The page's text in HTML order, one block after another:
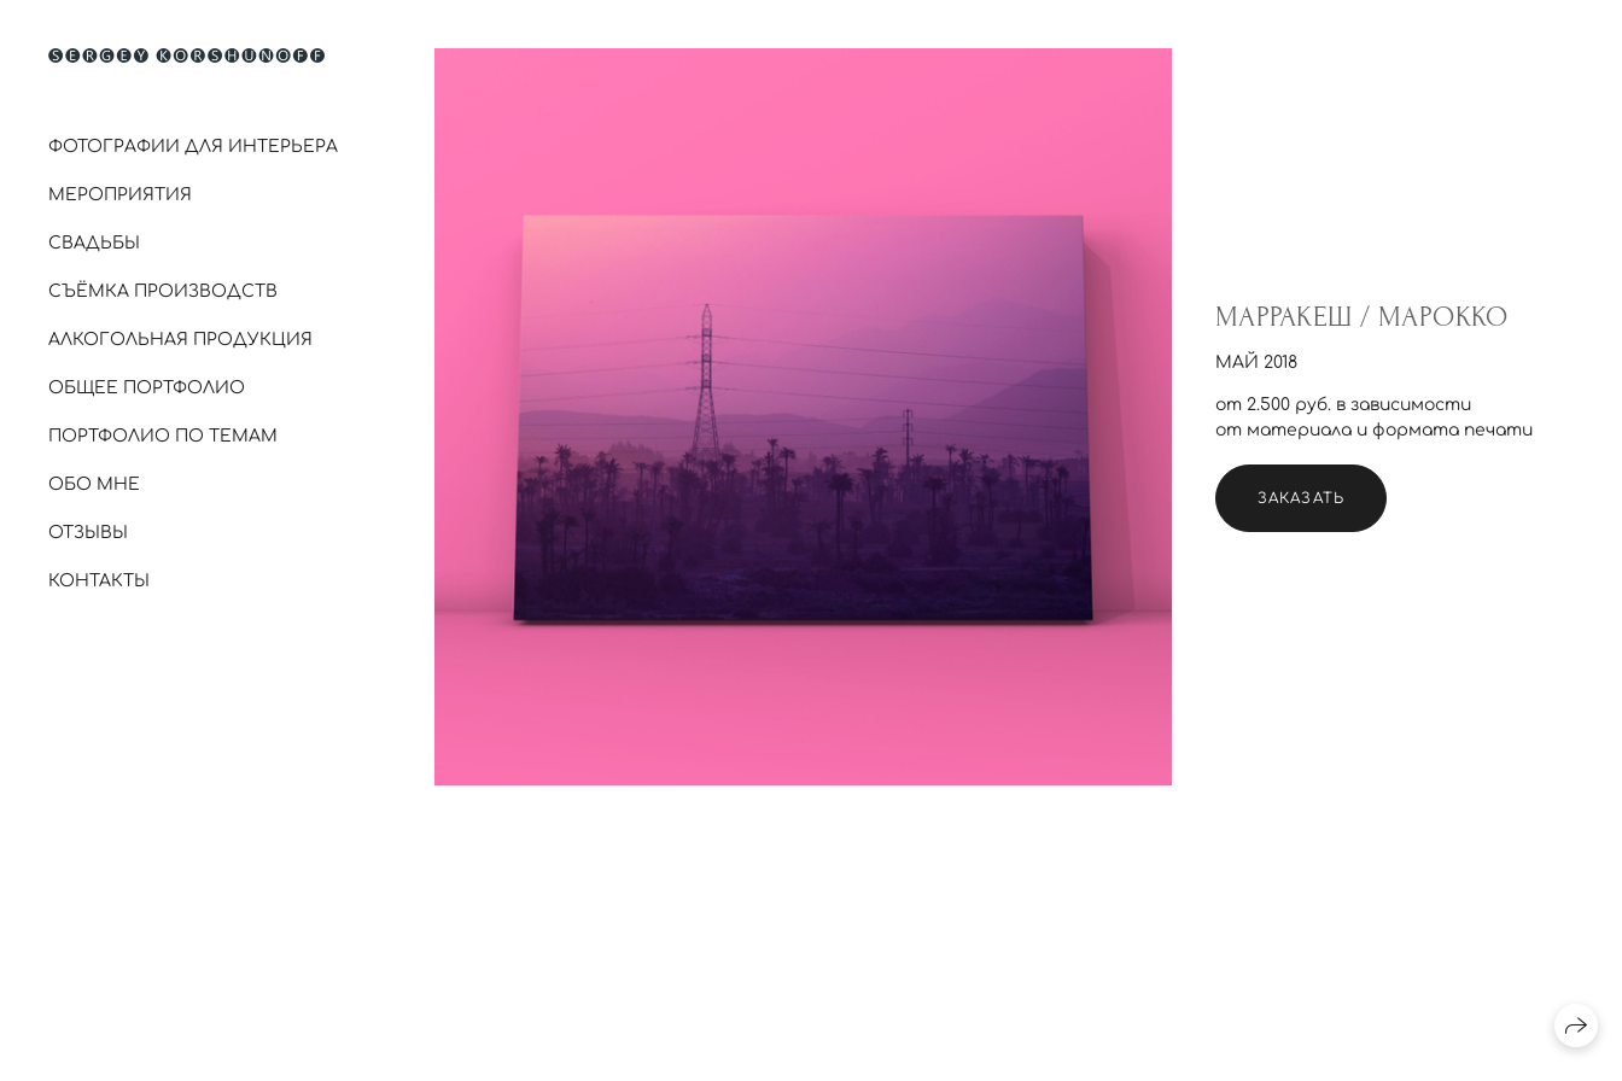
ФОТОГРАФИИ ДЛЯ ИНТЕРЬЕРА
МЕРОПРИЯТИЯ
СВАДЬБЫ
СЪЁМКА ПРОИЗВОДСТВ
АЛКОГОЛЬНАЯ ПРОДУКЦИЯ
ОБЩЕЕ ПОРТФОЛИО
ПОРТФОЛИО ПО ТЕМАМ
ОБО МНЕ
ОТЗЫВЫ
КОНТАКТЫ
МАРРАКЕШ / МАРОККО
МАЙ 2018
от 2.500 руб. в зависимости
от материала и формата печати
ЗАКАЗАТЬ